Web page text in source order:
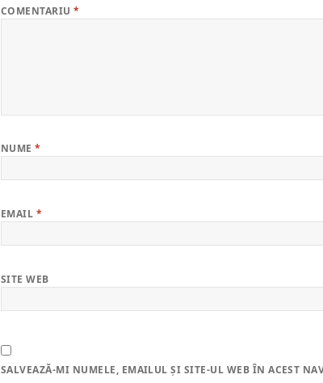
COMENTARIU*
NUME*
EMAIL *
SITE WEB
SALVEAZĂ-MI NUMELE, EMAILUL ȘI SITE-UL WEB ÎN ACEST